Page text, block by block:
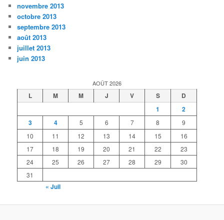
novembre 2013
octobre 2013
septembre 2013
août 2013
juillet 2013
juin 2013
AOÛT 2026
L M M J V S
D
1
2
3
4 5 6 7 8
9
10
11 12 13 14 15
16
17
18 19 20 21 22
23
24
25 26 27 28 29
30
31
« Juil